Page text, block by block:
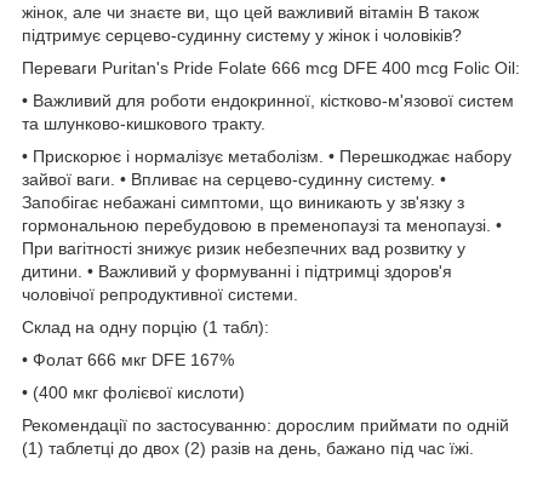
жінок, але чи знаєте ви, що цей важливий вітамін B також
підтримує серцево-судинну систему у жінок і чоловіків?
Переваги Puritan's Pride Folate 666 mcg DFE 400 mcg Folic Oil:
• Важливий для роботи ендокринної, кістково-м'язової систем
та шлунково-кишкового тракту.
• Прискорює і нормалізує метаболізм. • Перешкоджає набору
зайвої ваги. • Впливає на серцево-судинну систему. •
Запобігає небажані симптоми, що виникають у зв'язку з
гормональною перебудовою в пременопаузі та менопаузі. •
При вагітності знижує ризик небезпечних вад розвитку у
дитини. • Важливий у формуванні і підтримці здоров'я
чоловічої репродуктивної системи.
Склад на одну порцію (1 табл):
• Фолат 666 мкг DFE 167%
• (400 мкг фолієвої кислоти)
Рекомендації по застосуванню: дорослим приймати по одній
(1) таблетці до двох (2) разів на день, бажано під час їжі.